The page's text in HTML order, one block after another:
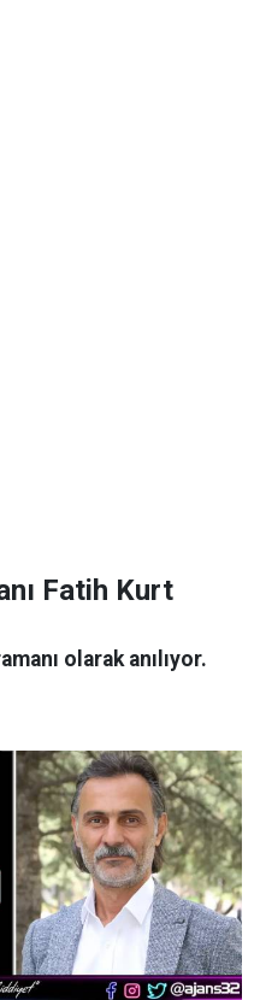
Fatih Kurt
olarak anılıyor.